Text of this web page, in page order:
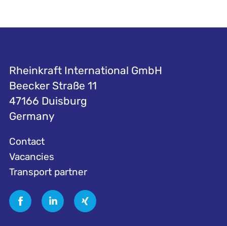
Rheinkraft International GmbH
Beecker Straße 11
47166 Duisburg
Germany
Contact
Vacancies
Transport partner